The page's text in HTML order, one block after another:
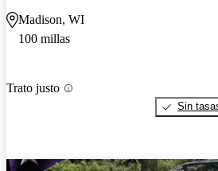
Madison, WI
100 millas
Trato justo
Sin